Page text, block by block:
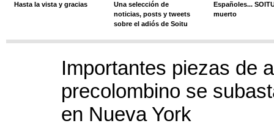
Hasta la vista y gracias
Una selección de
noticias, posts y tweets
sobre el adiós de Soitu
Españoles...
muerto
Importantes piezas de
precolombino se
en Nueva York